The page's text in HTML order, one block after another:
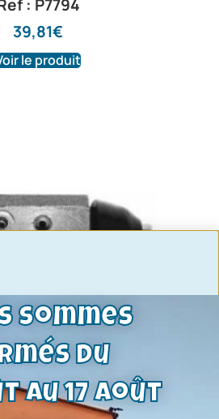
: P7794
39,81€
le produit
sommes
du
au 17 août